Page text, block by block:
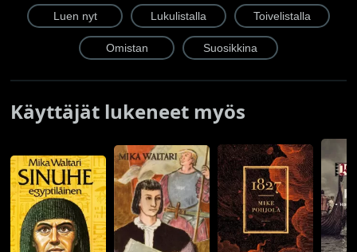
Käyttäjät lukeneet myös